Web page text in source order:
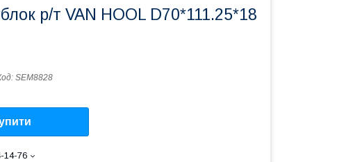
р/т VAN HOOL D70*111.25*18
SEM8828
14-76